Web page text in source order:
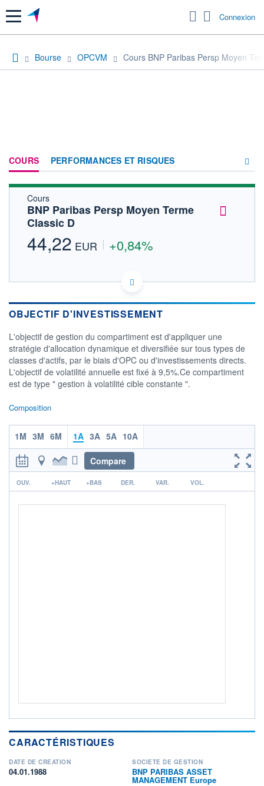
Menu Connexion
Bourse OPCVM Cours BNP Paribas Persp Moyen
COURS PERFORMANCES ET RISQUES
FORUM
Cours
BNP Paribas Persp Moyen Terme
Classic D
44,22 EUR +0,84%
FR0010021576 - BNP PARIBAS ASSET MANAGEMENT
OPCVM DERNIER COURS CONNU AU 04/08/2026
42
44
46
CATÉGORIE MORNINGSTAR
Allocation EUR Flexible -
International
TARIFS PRIVILÉGIÉS 0%
ÉLIGIBILITÉ
OBJECTIF D'INVESTISSEMENT
L'objectif de gestion du compartiment est d'appliquer une
stratégie d'allocation dynamique et diversifiée sur tous types de
classes d'actifs, par le biais d'OPC ou d'investissements directs.
L'objectif de volatilité annuelle est fixé à 9,5%.Ce compartiment
est de type " gestion à volatilité cible constante ".
Composition
1M 3M 6M 1A 3A 5A 10A
Compare
r
OUV. +HAUT +BAS DER. VAR. VOL.
CARACTÉRISTIQUES
DATE DE CRÉATION
04.01.1988
SOCIÉTÉ DE GESTION
BNP PARIBAS ASSET
MANAGEMENT Europe